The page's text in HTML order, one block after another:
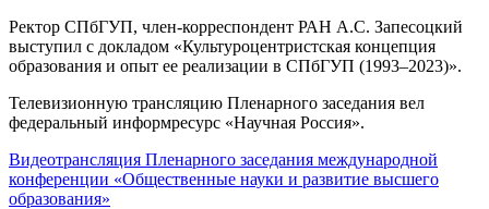
Ректор СПбГУП, член-корреспондент РАН А.С. Запесоцкий
выступил с докладом «Культуроцентристская концепция
образования и опыт ее реализации в СПбГУП (1993–2023)».
Телевизионную трансляцию Пленарного заседания вел
федеральный информресурс «Научная Россия».
Видеотрансляция Пленарного заседания международной
конференции «Общественные науки и развитие высшего
образования»